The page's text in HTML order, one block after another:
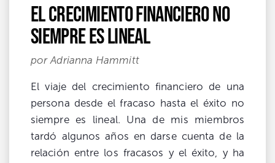
El crecimiento financiero no
siempre es lineal
por Adrianna Hammitt
El viaje del crecimiento financiero de una
persona desde el fracaso hasta el éxito no
siempre es lineal. Una de mis miembros
tardó algunos años en darse cuenta de la
relación entre los fracasos y el éxito, y ha